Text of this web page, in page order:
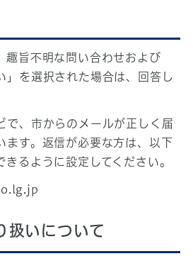
趣旨不明な問い合わせおよび
」を選択された場合は、回答し
で、市からのメールが正しく届
ます。返信が必要な方は、以下
きるように設定してください。
扱いについて